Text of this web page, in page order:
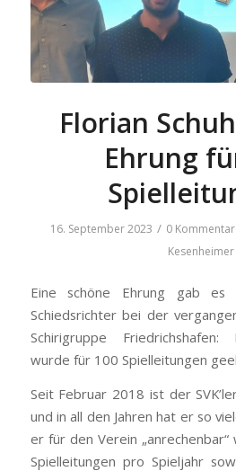
Florian
Ehrung
16. September 2023 / 0
Kesenheimer
Eine schöne Ehrung gab
Schiedsrichter bei der
Schirigruppe Friedrichshafen:
wurde für 100 Spielleitungen
Seit Februar 2018 ist der
und in all den Jahren hat er so
er für den Verein
Spielleitungen pro Spieljahr